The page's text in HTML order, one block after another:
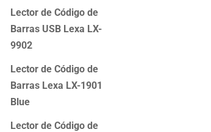
Lector de Código de
Barras USB Lexa LX-
9902
Lector de Código de
Barras Lexa LX-1901
Blue
Lector de Código de